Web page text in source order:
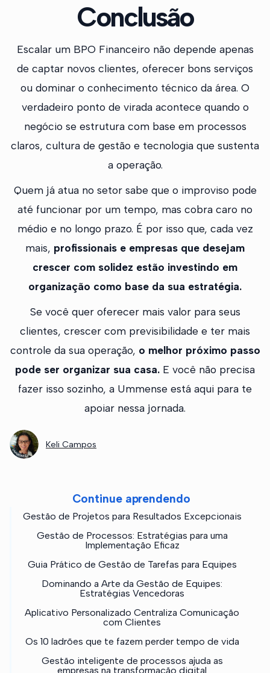
Continue aprendendo
Gestão de Projetos para Resultados Excepcionais
Gestão de Processos: Estratégias para uma
Implementação Eficaz
Guia Prático de Gestão de Tarefas para Equipes
Dominando a Arte da Gestão de Equipes:
Estratégias Vencedoras
Aplicativo Personalizado Centraliza Comunicação
com Clientes
Os 10 ladrões que te fazem perder tempo de vida
Gestão inteligente de processos ajuda as
empresas na transformação digital
Conclusão
Escalar um BPO Financeiro não depende apenas
de captar novos clientes, oferecer bons serviços
ou dominar o conhecimento técnico da área. O
verdadeiro ponto de virada acontece quando o
negócio se estrutura com base em processos
claros, cultura de gestão e tecnologia que sustenta
a operação.
Quem já atua no setor sabe que o improviso pode
até funcionar por um tempo, mas cobra caro no
médio e no longo prazo. É por isso que, cada vez
mais, profissionais e empresas que desejam
crescer com solidez estão investindo em
organização como base da sua estratégia.
Se você quer oferecer mais valor para seus
clientes, crescer com previsibilidade e ter mais
controle da sua operação, o melhor próximo passo
pode ser organizar sua casa. E você não precisa
fazer isso sozinho, a Ummense está aqui para te
apoiar nessa jornada.
Keli Campos